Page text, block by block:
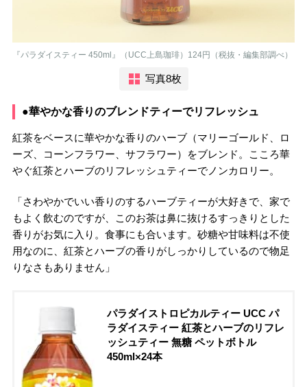
『パラダイスティー 450ml』（UCC上島珈琲）124円（税抜・編集部調べ）
写真8枚
●華やかな香りのブレンドティーでリフレッシュ
紅茶をベースに華やかな香りのハーブ（マリーゴールド、ロ
ーズ、コーンフラワー、サフラワー）をブレンド。こころ華
やぐ紅茶とハーブのリフレッシュティーでノンカロリー。
「さわやかでいい香りのするハーブティーが大好きで、家で
もよく飲むのですが、このお茶は鼻に抜けるすっきりとした
香りがお気に入り。食事にも合います。砂糖や甘味料は不使
用なのに、紅茶とハーブの香りがしっかりしているので物足
りなさもありません」
パラダイストロピカルティー UCC パ
ラダイスティー 紅茶とハーブのリフレ
ッシュティー 無糖 ペットボトル
450ml×24本